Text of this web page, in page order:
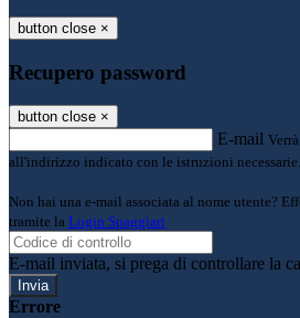
button close ×
Recupero password
button close ×
E-mail
all'indirizzo indicato con le istruzioni necessarie.
Non hai una e-mail associata al nome utente?
tramite la Login Spaggiari
E-mail inviata, si prega di controllare la
Errore